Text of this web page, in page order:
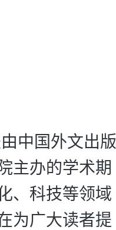
中国外文出版
主办的学术期
、科技等领域
为广大读者提